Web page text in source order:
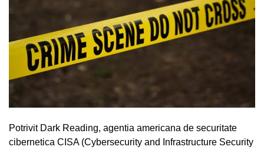
Potrivit Dark Reading, agentia americana de securitate
cibernetica CISA (Cybersecurity and Infrastructure Security